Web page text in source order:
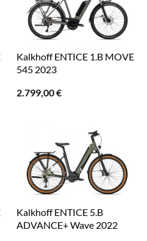
Kalkhoff ENTICE 1.B MOVE
545 2023
2.799,00€
Kalkhoff ENTICE 5.B
ADVANCE+ Wave 2022